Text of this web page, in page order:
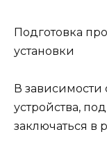
Подготовка
установки
В зависимости
устройства,
заключаться в